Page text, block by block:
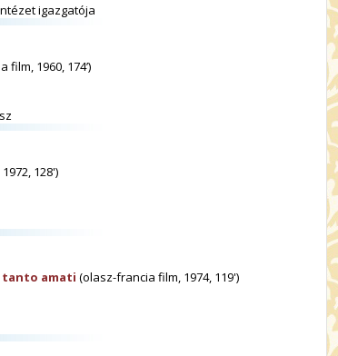
igazgatója
film, 1960, 174’)
128')
tanto amati (olasz-francia film, 1974, 119')